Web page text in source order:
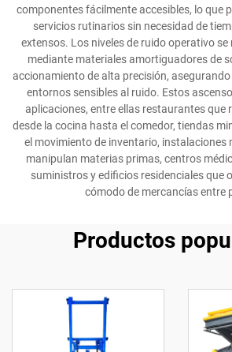
componentes fácilmente accesibles, lo que
servicios rutinarios sin necesidad de
extensos. Los niveles de ruido operativo
mediante materiales amortiguadores de
accionamiento de alta precisión,
entornos sensibles al ruido. Estos
aplicaciones, entre ellas restaurantes que
desde la cocina hasta el comedor, tiendas
el movimiento de inventario, instalaciones
manipulan materias primas, centros
suministros y edificios residenciales que
cómodo de mercancías entre
Productos